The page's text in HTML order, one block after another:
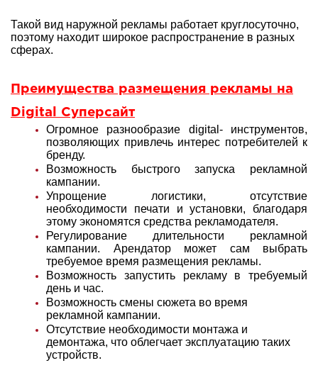
Такой вид наружной рекламы работает круглосуточно,
поэтому находит широкое распространение в разных
сферах.
Преимущества размещения рекламы на
Digital Суперсайт
Огромное разнообразие digital- инструментов,
позволяющих привлечь интерес потребителей к
бренду.
Возможность быстрого запуска рекламной
кампании.
Упрощение логистики, отсутствие
необходимости печати и установки, благодаря
этому экономятся средства рекламодателя.
Регулирование длительности рекламной
кампании. Арендатор может сам выбрать
требуемое время размещения рекламы.
Возможность запустить рекламу в требуемый
день и час.
Возможность смены сюжета во время
рекламной кампании.
Отсутствие необходимости монтажа и
демонтажа, что облегчает эксплуатацию таких
устройств.